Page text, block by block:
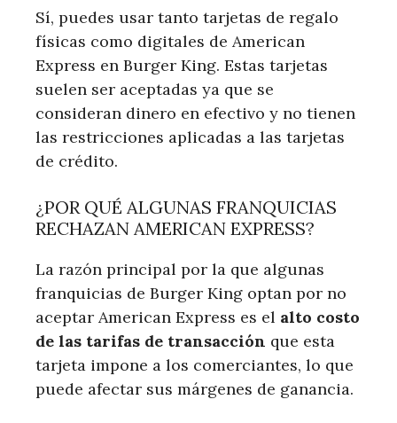
Sí, puedes usar tanto tarjetas de regalo
físicas como⁢ digitales de American
Express en Burger King. Estas tarjetas
suelen ser aceptadas ya que se
consideran dinero ⁣en efectivo y no tienen
las restricciones aplicadas a las tarjetas
de crédito.
¿POR QUÉ ALGUNAS FRANQUICIAS
RECHAZAN AMERICAN EXPRESS?
La razón principal por la que algunas
franquicias de Burger King optan por no
aceptar American Express ​es el alto costo
de las tarifas de transacción que esta
tarjeta impone a los comerciantes, lo que
puede‌ afectar sus márgenes de ganancia.